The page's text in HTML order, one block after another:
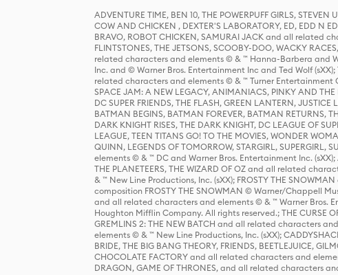
ADVENTURE TIME, BEN 10, THE POWERPUFF GIRLS,
COW AND CHICKEN , DEXTER'S LABORATORY, ED, EDD N
BRAVO, ROBOT CHICKEN, SAMURAI JACK and all related
FLINTSTONES, THE JETSONS, SCOOBY-DOO, WACKY
related characters and elements © & ™ Hanna-Barbera and
Inc. and © Warner Bros. Entertainment Inc and Ted Wolf
related characters and elements © & ™ Turner Entertainment
SPACE JAM: A NEW LEGACY, ANIMANIACS, PINKY AND
DC SUPER FRIENDS, THE FLASH, GREEN LANTERN,
BATMAN BEGINS, BATMAN FOREVER, BATMAN RETURNS,
DARK KNIGHT RISES, THE DARK KNIGHT, DC LEAGUE OF
LEAGUE, TEEN TITANS GO! TO THE MOVIES, WONDER
QUINN, LEGENDS OF TOMORROW, STARGIRL,
elements © & ™ DC and Warner Bros. Entertainment Inc.
THE PLANETEERS, THE WIZARD OF OZ and all related
& ™ New Line Productions, Inc. (sXX); FROSTY THE
composition FROSTY THE SNOWMAN © Warner/Chappell
and all related characters and elements © & ™ Warner Bros.
Houghton Mifflin Company. All rights reserved.; THE CURSE
GREMLINS 2: THE NEW BATCH and all related characters
elements © & ™ New Line Productions, Inc. (sXX);
BRIDE, THE BIG BANG THEORY, FRIENDS, BEETLEJUICE,
CHOCOLATE FACTORY and all related characters and
DRAGON, GAME OF THRONES, and all related characters